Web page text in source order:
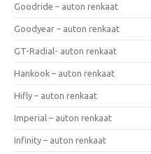
Goodride – auton renkaat
Goodyear – auton renkaat
GT-Radial- auton renkaat
Hankook – auton renkaat
Hifly – auton renkaat
Imperial – auton renkaat
Infinity – auton renkaat